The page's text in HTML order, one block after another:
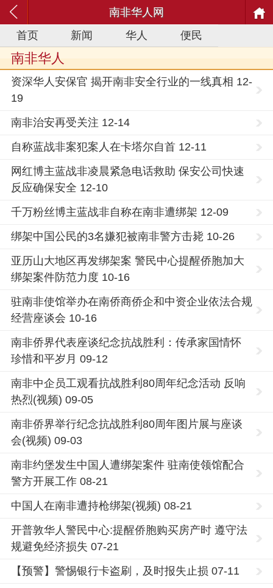
南非华人网
首页
新闻 华人 便民
南非华人
资深华人安保官 揭开南非安全行业的一线真相 12-
19
南非治安再受关注 12-14
自称蓝战非案犯案人在卡塔尔自首 12-11
网红博主蓝战非凌晨紧急电话救助 保安公司快速
反应确保安全 12-10
千万粉丝博主蓝战非自称在南非遭绑架 12-09
绑架中国公民的3名嫌犯被南非警方击毙 10-26
亚历山大地区再发绑架案 警民中心提醒侨胞加大
绑架案件防范力度 10-16
驻南非使馆举办在南侨商侨企和中资企业依法合规
经营座谈会 10-16
南非侨界代表座谈纪念抗战胜利：传承家国情怀
珍惜和平岁月 09-12
南非中企员工观看抗战胜利80周年纪念活动 反响
热烈(视频) 09-05
南非侨界举行纪念抗战胜利80周年图片展与座谈
会(视频) 09-03
南非约堡发生中国人遭绑架案件 驻南使领馆配合
警方开展工作 08-21
中国人在南非遭持枪绑架(视频) 08-21
开普敦华人警民中心:提醒侨胞购买房产时 遵守法
规避免经济损失 07-21
【预警】警惕银行卡盗刷，及时报失止损 07-11